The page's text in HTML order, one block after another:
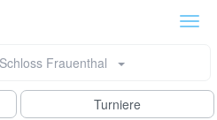
Frauenthal
Turniere